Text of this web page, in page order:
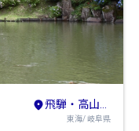
飛騨・高山・奥飛騨
東海/ 岐阜県